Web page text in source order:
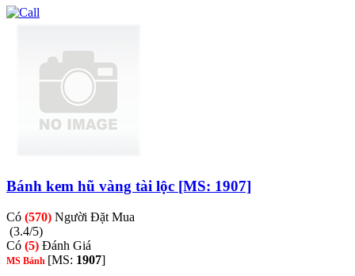
Bánh kem hũ vàng tài lộc [MS: 1907]
Có (570) Người Đặt Mua
(3.4/5)
Có (5) Đánh Giá
MS Bánh [MS: 1907]